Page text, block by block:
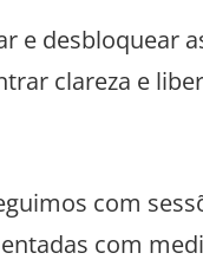
e desbloquear
clareza e
com
com